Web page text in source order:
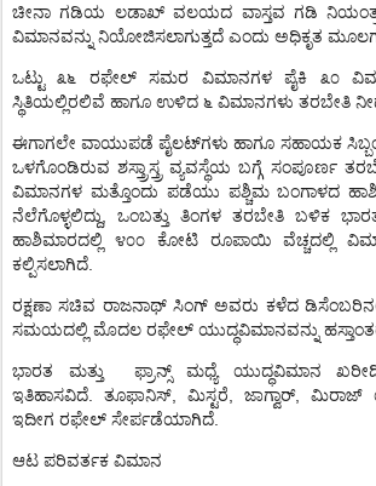
ಚೀನಾ ಗಡಿಯ ಲಡಾಖ್ ವಲಯದ ವಾಸ್ತವ ಗಡಿ
ವಿಮಾನವನ್ನು ನಿಯೋಜಿಸಲಾಗುತ್ತದೆ ಎಂದು ಅಧಿಕೃತ
ಒಟ್ಟು ೩೬ ರಫೇಲ್ ಸಮರ ವಿಮಾನಗಳ ಪೈಕಿ ೩೦
ಸ್ಥಿತಿಯಲ್ಲಿರಲಿವೆ ಹಾಗೂ ಉಳಿದ ೬ ವಿಮಾನಗಳು ತರಬೇತಿ
ಈಗಾಗಲೇ ವಾಯುಪಡೆ ಪೈಲಟ್ಗಳು ಹಾಗೂ ಸಹಾಯಕ
ಒಳಗೊಂಡಿರುವ ಶಸ್ತ್ರಾಸ್ತ್ರ ವ್ಯವಸ್ಥೆಯ ಬಗ್ಗೆ ಸಂಪೂರ್ಣ
ವಿಮಾನಗಳ ಮತ್ತೊಂದು ಪಡೆಯು ಪಶ್ಚಿಮ ಬಂಗಾಳದ
ನೆಲೆಗೊಳ್ಳಲಿದ್ದು
ಒಂಬತ್ತು ತಿಂಗಳ ತರಬೇತಿ ಬಳಿಕ
ಹಾಶಿಮಾರದಲ್ಲಿ
೪೦೦ ಕೋಟಿ ರೂಪಾಯಿ ವೆಚ್ಚದಲ್ಲಿ
ಕಲ್ಪಿಸಲಾಗಿದೆ
ರಕ್ಷಣಾ ಸಚಿವ ರಾಜನಾಥ್ ಸಿಂಗ್ ಅವರು ಕಳೆದ
ಸಮಯದಲ್ಲಿ ಮೊದಲ ರಫೇಲ್ ಯುದ್ಧವಿಮಾನವನ್ನು
ಭಾರತ ಮತ್ತು ಫ್ರಾನ್ಸ್ ಮಧ್ಯೆ ಯುದ್ಧವಿಮಾನ
ಇತಿಹಾಸವಿದೆ
ತೂಫಾನಿಸ್ ಮಿಸ್ಟರೆ ಜಾಗ್ವಾರ್, ಮಿರಾಜ್
ಇದೀಗ ರಫೇಲ್ ಸೇರ್ಪಡೆಯಾಗಿದೆ
ಆಟ ಪರಿವರ್ತಕ ವಿಮಾನ